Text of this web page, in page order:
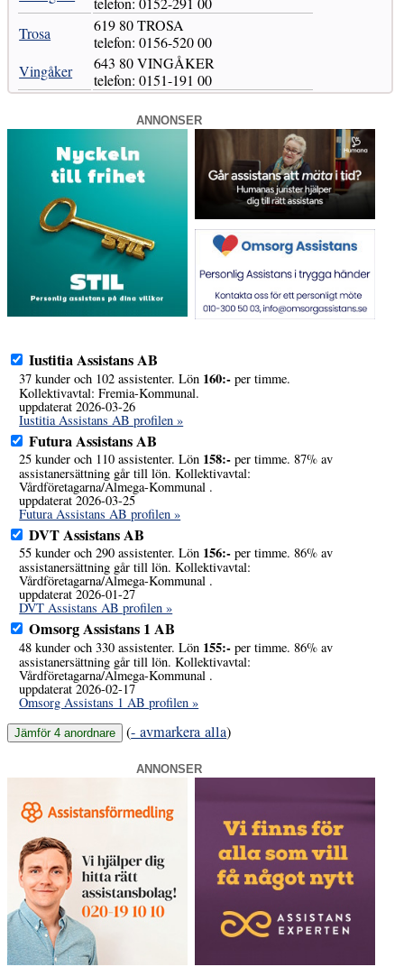
Trosa
619 80 TROSA
telefon: 0156-520 00
Vingåker
643 80 VINGÅKER
telefon: 0151-191 00
ANNONSER
Iustitia Assistans AB
37 kunder och 102 assistenter. Lön 160:- per timme.
Kollektivavtal: Fremia-Kommunal.
uppdaterat 2026-03-26
Iustitia Assistans AB profilen »
Futura Assistans AB
25 kunder och 110 assistenter. Lön 158:- per timme. 87% av
assistanersättning går till lön. Kollektivavtal:
Vårdföretagarna/Almega-Kommunal .
uppdaterat 2026-03-25
Futura Assistans AB profilen »
DVT Assistans AB
55 kunder och 290 assistenter. Lön 156:- per timme. 86% av
assistanersättning går till lön. Kollektivavtal:
Vårdföretagarna/Almega-Kommunal .
uppdaterat 2026-01-27
DVT Assistans AB profilen »
Omsorg Assistans 1 AB
48 kunder och 330 assistenter. Lön 155:- per timme. 86% av
assistanersättning går till lön. Kollektivavtal:
Vårdföretagarna/Almega-Kommunal .
uppdaterat 2026-02-17
Omsorg Assistans 1 AB profilen »
(- avmarkera alla)
ANNONSER